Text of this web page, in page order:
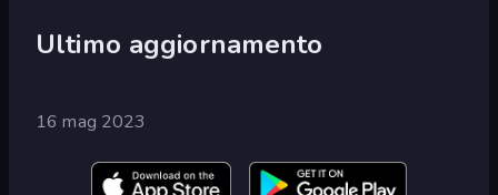
Ultimo aggiornamento
16 mag 2023